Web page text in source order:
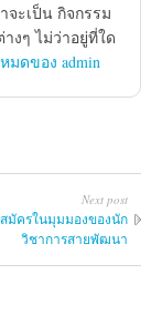
จะเป็น กิจกรรม
งๆ ไม่ว่าอยู่ที่ใด
มดของ admin
Next post
มัครในมุมมองของนัก
วิชาการสายพัฒนา